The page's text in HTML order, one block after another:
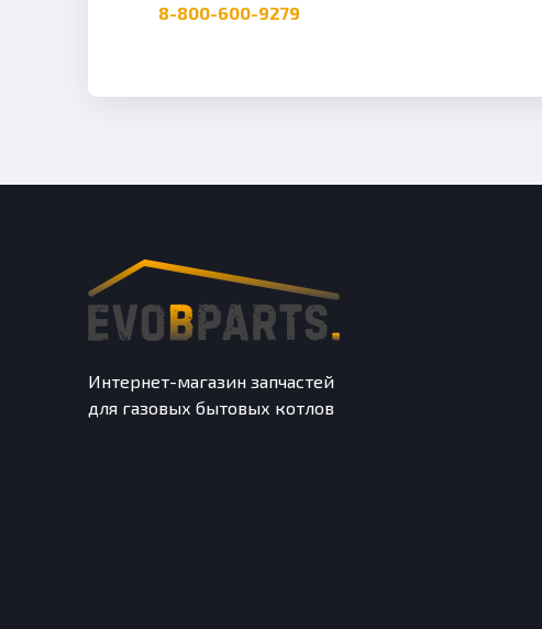
8-800-600-9279
Интернет-магазин запчастей
для газовых бытовых котлов